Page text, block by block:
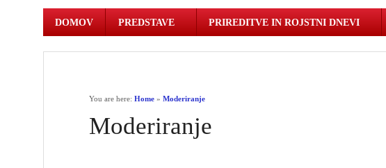
DOMOV PREDSTAVE PRIREDITVE IN ROJSTNI DNEVI
You are here:Home »Moderiranje
Moderiranje